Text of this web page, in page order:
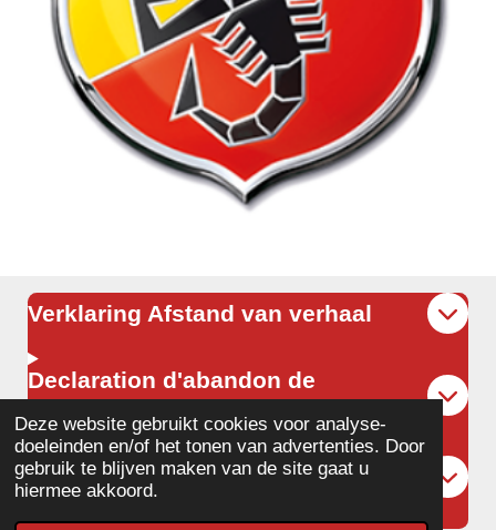
Deze website gebruikt cookies voor analyse-
doeleinden en/of het tonen van advertenties. Door
gebruik te blijven maken van de site gaat u
hiermee akkoord.
Verklaring Afstand van verhaal
Declaration d'abandon de
Waiver